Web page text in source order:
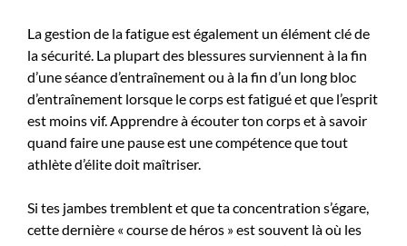
La gestion de la fatigue est également un élément clé de
la sécurité. La plupart des blessures surviennent à la fin
d’une séance d’entraînement ou à la fin d’un long bloc
d’entraînement lorsque le corps est fatigué et que l’esprit
est moins vif. Apprendre à écouter ton corps et à savoir
quand faire une pause est une compétence que tout
athlète d’élite doit maîtriser.
Si tes jambes tremblent et que ta concentration s’égare,
cette dernière « course de héros » est souvent là où les